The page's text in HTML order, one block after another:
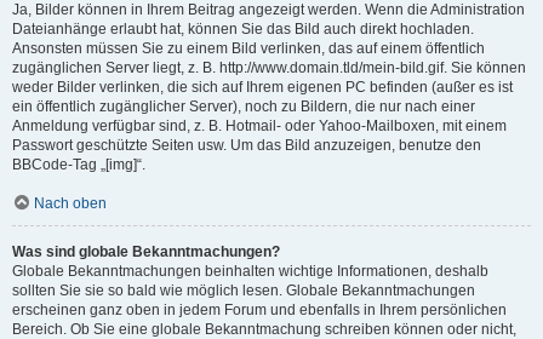
Ja, Bilder können in Ihrem Beitrag angezeigt werden. Wenn die Administration
Dateianhänge erlaubt hat, können Sie das Bild auch direkt hochladen.
Ansonsten müssen Sie zu einem Bild verlinken, das auf einem öffentlich
zugänglichen Server liegt, z. B. http://www.domain.tld/mein-bild.gif. Sie können
weder Bilder verlinken, die sich auf Ihrem eigenen PC befinden (außer es ist
ein öffentlich zugänglicher Server), noch zu Bildern, die nur nach einer
Anmeldung verfügbar sind, z. B. Hotmail- oder Yahoo-Mailboxen, mit einem
Passwort geschützte Seiten usw. Um das Bild anzuzeigen, benutze den
BBCode-Tag „[img]“.
Nach oben
Was sind globale Bekanntmachungen?
Globale Bekanntmachungen beinhalten wichtige Informationen, deshalb
sollten Sie sie so bald wie möglich lesen. Globale Bekanntmachungen
erscheinen ganz oben in jedem Forum und ebenfalls in Ihrem persönlichen
Bereich. Ob Sie eine globale Bekanntmachung schreiben können oder nicht,